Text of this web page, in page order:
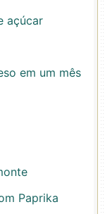
açúcar
em um mês
Paprika